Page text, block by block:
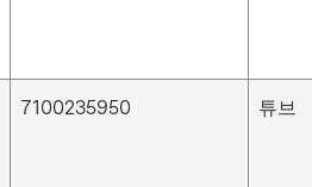
7100235950 튜브